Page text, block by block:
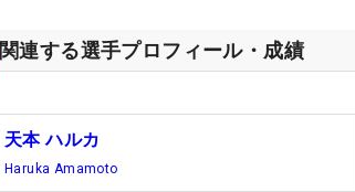
関連する選手プロフィール・成績
天本 ハルカ
Haruka Amamoto